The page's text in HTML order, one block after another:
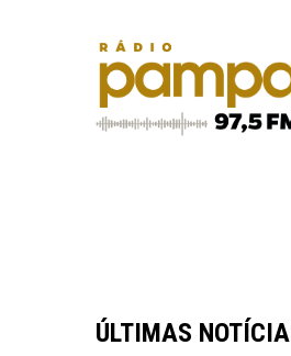
ÚLTIMAS
CAIADO CRITICA